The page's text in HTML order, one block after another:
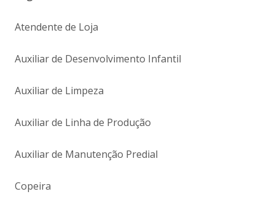
Atendente de Loja
Auxiliar de Desenvolvimento Infantil
Auxiliar de Limpeza
Auxiliar de Linha de Produção
Auxiliar de Manutenção Predial
Copeira